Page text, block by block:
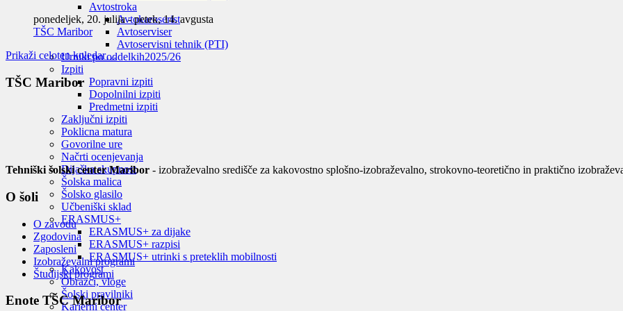
Avtostroka
Avtokaroserist
Avtoserviser
Avtoservisni tehnik (PTI)
Urniki po oddelkih2025/26
Izpiti
Popravni izpiti
Dopolnilni izpiti
Predmetni izpiti
Zaključni izpiti
Poklicna matura
Govorilne ure
Načrti ocenjevanja
Dijaška skupnost
Šolska malica
Šolsko glasilo
Učbeniški sklad
ERASMUS+
ERASMUS+ za dijake
ERASMUS+ razpisi
ERASMUS+ utrinki s preteklih mobilnosti
Kakovost
Obrazci, vloge
Šolski pravilniki
Karierni center
ponedeljek, 20. julija-petek, 14. avgusta
TŠC Maribor
Prikaži celoten koledar…
TŠC Maribor
Tehniški šolski center Maribor - izobraževalno središče za kakovostno splošno-izobraževalno, strokovno-teoretično in praktično
O šoli
O zavodu
Zgodovina
Zaposleni
Izobraževalni programi
Študijski programi
Enote TŠC Maribor